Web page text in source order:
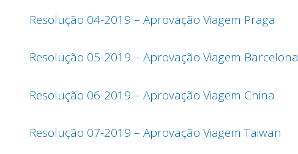
Resolução 04-2019 – Aprovação Viagem Praga
Resolução 05-2019 – Aprovação Viagem Barcelona
Resolução 06-2019 – Aprovação Viagem China
Resolução 07-2019 – Aprovação Viagem Taiwan